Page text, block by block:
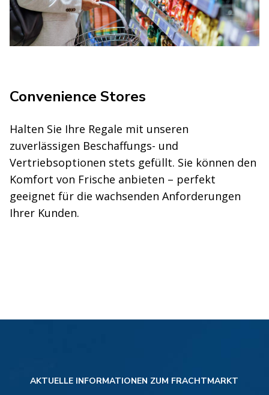
Convenience Stores
Halten Sie Ihre Regale mit unseren
zuverlässigen Beschaffungs- und
Vertriebsoptionen stets gefüllt. Sie können den
Komfort von Frische anbieten – perfekt
geeignet für die wachsenden Anforderungen
Ihrer Kunden.
AKTUELLE INFORMATIONEN ZUM FRACHTMARKT